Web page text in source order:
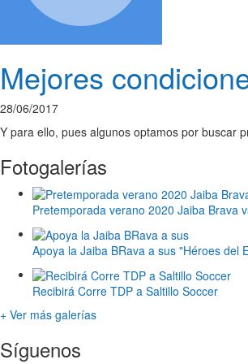
Mejores
28/06/2017
Y para ello, pues algunos optamos por buscar
Fotogalerías
Pretemporada verano 2020 Jaiba Brava
Apoya la Jaiba BRava a sus "Héroes del
Recibirá Corre TDP a Saltillo Soccer
+ Ver más galerías
Síguenos